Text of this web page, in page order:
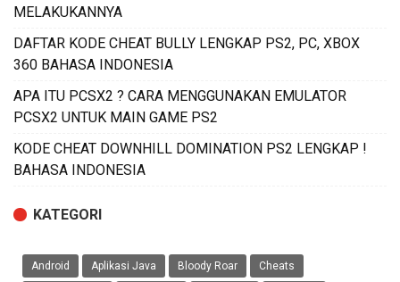
MELAKUKANNYA
DAFTAR KODE CHEAT BULLY LENGKAP PS2, PC, XBOX
360 BAHASA INDONESIA
APA ITU PCSX2 ? CARA MENGGUNAKAN EMULATOR
PCSX2 UNTUK MAIN GAME PS2
KODE CHEAT DOWNHILL DOMINATION PS2 LENGKAP !
BAHASA INDONESIA
KATEGORI
Android Aplikasi Java Bloody Roar Cheats